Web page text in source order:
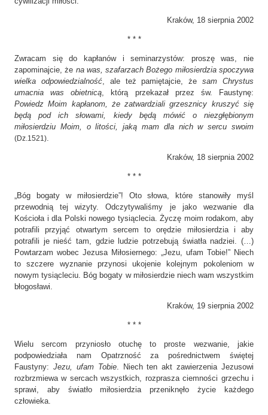
Kraków, 18 sierpnia 2002
* * *
Zwracam się do kapłanów i seminarzystów: proszę was, nie
zapominajcie, że na was, szafarzach Bożego miłosierdzia spoczywa
wielka odpowiedzialność, ale też pamiętajcie, żesam Chrystus
umacnia was obietnicą, którą przekazał przez św. Faustynę:
Powiedz Moim kapłanom, że zatwardziali grzesznicy kruszyć się
będą pod ich słowami, kiedy będą mówić o niezgłębionym
miłosierdziu Moim, o litości, jaką mam dla nich w sercu swoim
(Dz.1521).
Kraków, 18 sierpnia 2002
* * *
„Bóg bogaty w miłosierdzie”! Oto słowa, które stanowiły myśl
przewodnią tej wizyty. Odczytywaliśmy je jako wezwanie dla
Kościoła i dla Polski nowego tysiąclecia. Życzę moim rodakom, aby
potrafili przyjąć otwartym sercem to orędzie miłosierdzia i aby
potrafili je nieść tam, gdzie ludzie potrzebują światła nadziei. (…)
Powtarzam wobec Jezusa Miłosiernego: „Jezu, ufam Tobie!” Niech
to szczere wyznanie przynosi ukojenie kolejnym pokoleniom w
nowym tysiącleciu. Bóg bogaty w miłosierdzie niech wam wszystkim
błogosławi.
Kraków, 19 sierpnia 2002
* * *
Wielu sercom przyniosło otuchę to proste wezwanie, jakie
podpowiedziała nam Opatrzność za pośrednictwem świętej
Faustyny: Jezu, ufam Tobie. Niech ten akt zawierzenia Jezusowi
rozbrzmiewa w sercach wszystkich, rozprasza ciemności grzechu i
sprawi, aby światło miłosierdzia przeniknęło życie każdego
człowieka.